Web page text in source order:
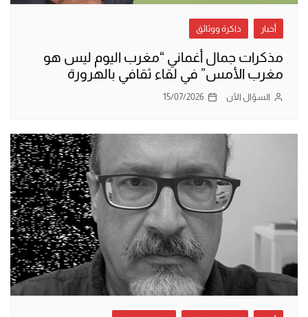
أخبار ذاكرة ووثائق
مذكرات جمال أغماني “مغرب اليوم ليس هو
مغرب الأمس” في لقاء ثقافي بالهرورة
السؤال الآن 15/07/2026